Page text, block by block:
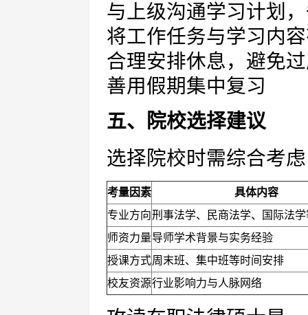
与上级沟通学习计划
将工作任务与学习内
合理安排休息，避免
善用假期集中复习
五、院校选择建议
选择院校时需综合考
考量因素
具体内容
专业方向刑事法学、民商法学、国际法
师资力量导师学术背景与实务经验
授课方式周末班、集中班等时间安排
校友资源行业影响力与人脉网络